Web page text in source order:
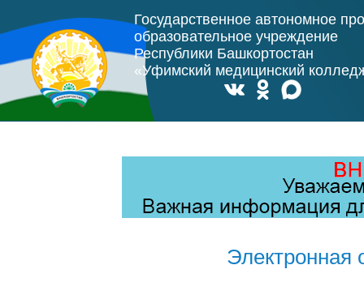
Государственное автономное
образовательное учреждение
Республики Башкортостан
«Уфимский медицинский
Электронная